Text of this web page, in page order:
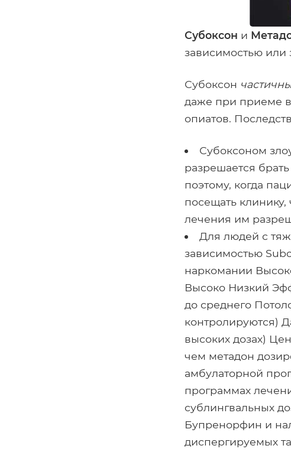
Субоксон и
зависимостью или
Субоксон
даже при приеме в
опиатов.
Субоксоном
разрешается
поэтому, когда
посещать
лечения им
Для людей с
зависимостью
наркомании
Высоко Низкий
до среднего
контролируются)
высоких дозах)
чем метадон
амбулаторной
программах
сублингвальных
Бупренорфин и
диспергируемых